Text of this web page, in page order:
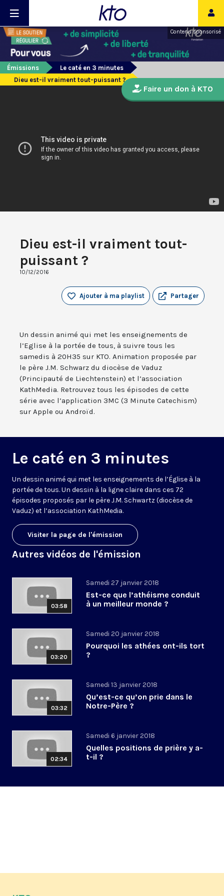
Contenu sponsorisé
Émissions
Le caté en 3 minutes
Dieu est-il vraiment tout-puissant ?
Dieu est-il vraiment tout-
puissant ?
10/12/2016
Partager
Ajouter à ma playlist
Un dessin animé qui met les enseignements de
l’Eglise à la portée de tous, à suivre tous les
samedis à 20H35 sur KTO. Animation proposée par
le père J.M. Schwarz du diocèse de Vaduz
(Principauté de Liechtenstein) et l’association
KathMedia. Retrouvez tous les épisodes de cette
série avec l’application 3MC (3 Minute Catechism)
sur Apple ou Androïd.
Le caté en 3 minutes
Un dessin animé qui met les enseignements de l’Église à la
portée de tous. Un dessin à la ligne claire dans ces 72
épisodes proposés par le père J.M. Schwartz (diocèse de
Vaduz) et l’association KathMedia.
Visiter la page de l'émission
Autres vidéos de l'émission
03:58
Samedi 27 janvier 2018
Est-ce que l’athéisme conduit
à un meilleur monde ?
03:20
Samedi 20 janvier 2018
Pourquoi les athées ont-ils tort
?
03:32
Samedi 13 janvier 2018
Qu’est-ce qu’on prie dans le
Notre-Père ?
02:34
Samedi 6 janvier 2018
Quelles positions de prière y a-
t-il ?
Faire un don à KTO